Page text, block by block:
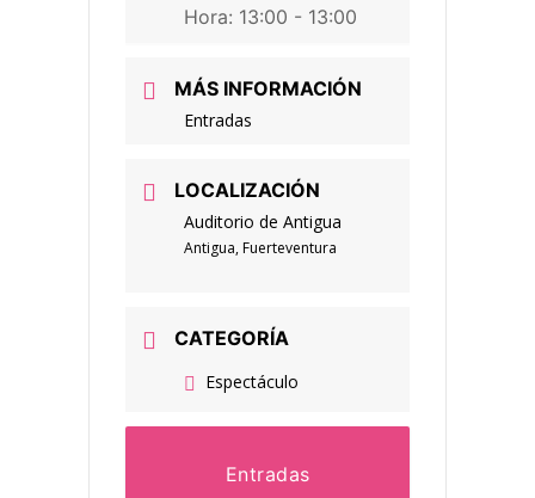
Hora: 13:00 - 13:00
MÁS INFORMACIÓN
Entradas
LOCALIZACIÓN
Auditorio de Antigua
Antigua, Fuerteventura
CATEGORÍA
Espectáculo
Entradas